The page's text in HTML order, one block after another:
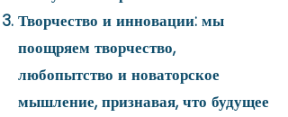
Творчество и инновации: мы
поощряем творчество,
любопытство и новаторское
мышление, признавая, что будущее